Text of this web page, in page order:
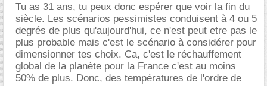
Tu as 31 ans, tu peux donc espérer que voir la fin du
siècle. Les scénarios pessimistes conduisent à 4 ou 5
degrés de plus qu'aujourd'hui, ce n'est peut etre pas le
plus probable mais c'est le scénario à considérer pour
dimensionner tes choix. Ca, c'est le réchauffement
global de la planète pour la France c'est au moins
50% de plus. Donc, des températures de l'ordre de